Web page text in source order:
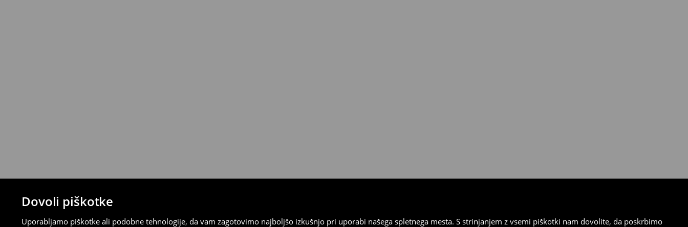
Dovoli piškotke
Uporabljamo piškotke ali podobne tehnologije, da vam zagotovimo najboljšo izkušnjo pri uporabi našega spletnega mesta. S strinjanjem z vsemi piškotki nam dovolite, da poskrbimo